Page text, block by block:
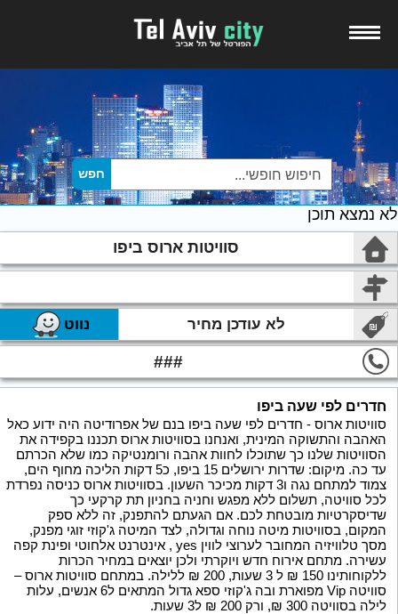
לא נמצא תוכן
סוויטות ארוס ביפו
לא עודכן מחיר נווט
###
חדרים לפי שעה ביפו
סוויטות ארוס - חדרים לפי שעה ביפו בנם של אפרודיטה היה ידוע כאל
האהבה והתשוקה המינית, ואנחנו בסוויטות ארוס תכננו בקפידה את
הסוויטות שלנו כך שתוכלו לחוות אהבה ורומנטיקה כמו שלא הכרתם
עד כה. מיקום: שדרות ירושלים 15 ביפו, כ5 דקות הליכה מחוף הים,
צמוד למתחם נגה ו3 דקות מכיכר השעון. בסוויטות ארוס כניסה נפרדת
לכל סוויטה, תשלום ללא מפגש וחניה בחניון תת קרקעי כך
שדיסקרטיות מובטחת לכם. אם הגעתם להתפנק, זה ללא ספק
המקום, בסוויטות מיטה נוחה וגדולה, לצד המיטה ג'קוזי זוגי מפנק,
מסך טלוויזיה המחובר לערוצי לווין yes , אינטרנט אלחוטי ופינת קפה
עשירה. מתחם אירוח חדש ויוקרתי ולכן יוצאים במחיר הכרות
ללקוחותינו 150 ₪ ל 3 שעות, 200 ₪ ללילה. במתחם סוויטות ארוס –
סוויטה Vip מפוארת ובה ג'קוזי ספא גדול המתאים ל6 אנשים, עלות
לילה בסוויטה 300 ₪, ורק 200 ₪ ל3 שעות.